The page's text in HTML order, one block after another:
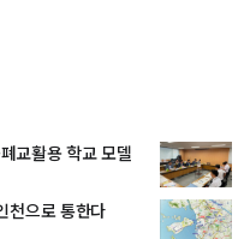
교활용 학교 모델
천으로 통한다